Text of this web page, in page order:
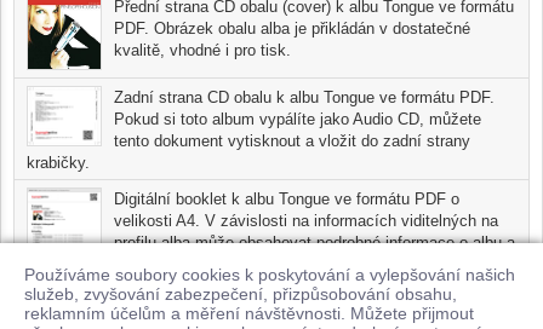
Používáme soubory cookies k poskytování a vylepšování našich
služeb, zvyšování zabezpečení, přizpůsobování obsahu,
reklamním účelům a měření návštěvnosti. Můžete přijmout
Přední strana CD obalu (cover) k albu Tongue ve formátu
PDF. Obrázek obalu alba je přikládán v dostatečné
kvalitě, vhodné i pro tisk.
Zadní strana CD obalu k albu Tongue ve formátu PDF.
Pokud si toto album vypálíte jako Audio CD, můžete
tento dokument vytisknout a vložit do zadní strany
krabičky.
Digitální booklet k albu Tongue ve formátu PDF o
velikosti A4. V závislosti na informacích viditelných na
profilu alba může obsahovat podrobné informace o albu a
jednotlivých skladbách, včetně seznamu participujících
umělců, přesného data a místa nahrání pro každou ze
skladeb. Digitální booklet je tisknutelnou variantou profilu alba.